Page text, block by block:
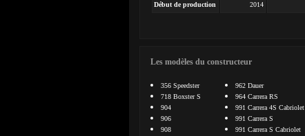
Début de production 2014
Les modèles du constructeur
356 Speedster
718 Boxster S
904
906
908
962 Dauer
964 Carrera RS
991 Carrera 4S Cabriolet
991 Carrera S
991 Carrera S Cabriolet